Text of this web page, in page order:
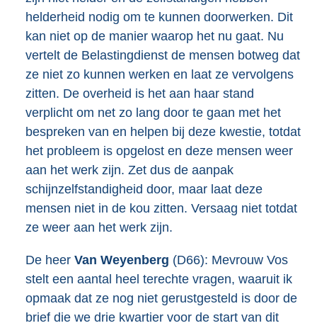
helderheid nodig om te kunnen doorwerken. Dit
kan niet op de manier waarop het nu gaat. Nu
vertelt de Belastingdienst de mensen botweg dat
ze niet zo kunnen werken en laat ze vervolgens
zitten. De overheid is het aan haar stand
verplicht om net zo lang door te gaan met het
bespreken van en helpen bij deze kwestie, totdat
het probleem is opgelost en deze mensen weer
aan het werk zijn. Zet dus de aanpak
schijnzelfstandigheid door, maar laat deze
mensen niet in de kou zitten. Versaag niet totdat
ze weer aan het werk zijn.
De heer Van Weyenberg (D66): Mevrouw Vos
stelt een aantal heel terechte vragen, waaruit ik
opmaak dat ze nog niet gerustgesteld is door de
brief die we drie kwartier voor de start van dit